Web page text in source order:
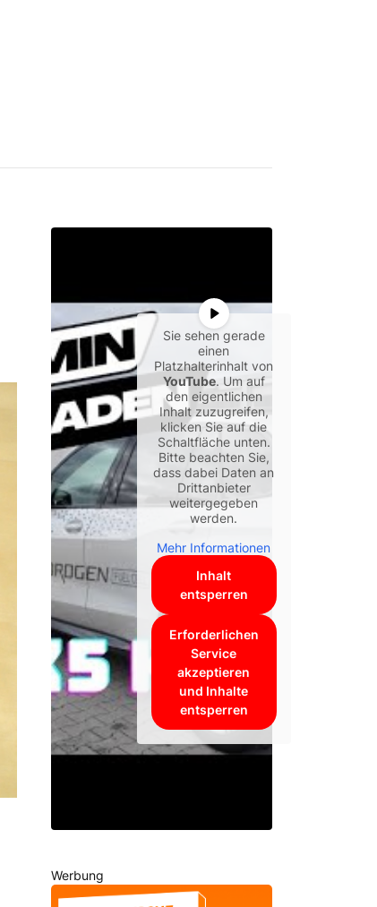
Sie sehen gerade
einen
Platzhalterinhalt von
YouTube. Um auf
den eigentlichen
Inhalt zuzugreifen,
klicken Sie auf die
Schaltfläche unten.
Bitte beachten Sie,
dass dabei Daten an
Drittanbieter
weitergegeben
werden.
Mehr Informationen
Inhalt
entsperren
Erforderlichen
Service
akzeptieren
und Inhalte
entsperren
Werbung